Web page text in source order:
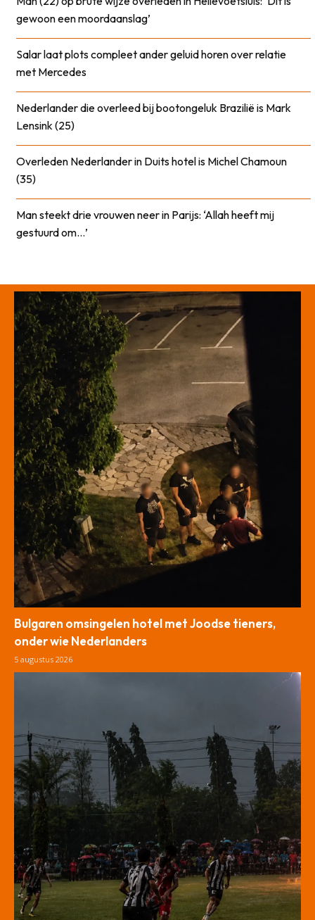
gewoon een moordaanslag’
Salar laat plots compleet ander geluid horen over relatie
met Mercedes
Nederlander die overleed bij bootongeluk Brazilië is Mark
Lensink (25)
Overleden Nederlander in Duits hotel is Michel Chamoun
(35)
Man steekt drie vrouwen neer in Parijs: ‘Allah heeft mij
gestuurd om…’
Bulgaren omsingelen hotel met Joodse tieners,
onder wie Nederlanders
5 augustus 2026